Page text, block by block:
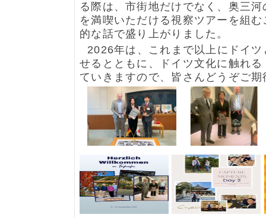
る際は、市街地だけでなく、奥三
を満喫いただける視察ツアーを組
的な話で盛り上がりました。
2026年は、これまで以上にドイ
せるとともに、ドイツ文化に触れ
ていきますので、皆さんどうぞご